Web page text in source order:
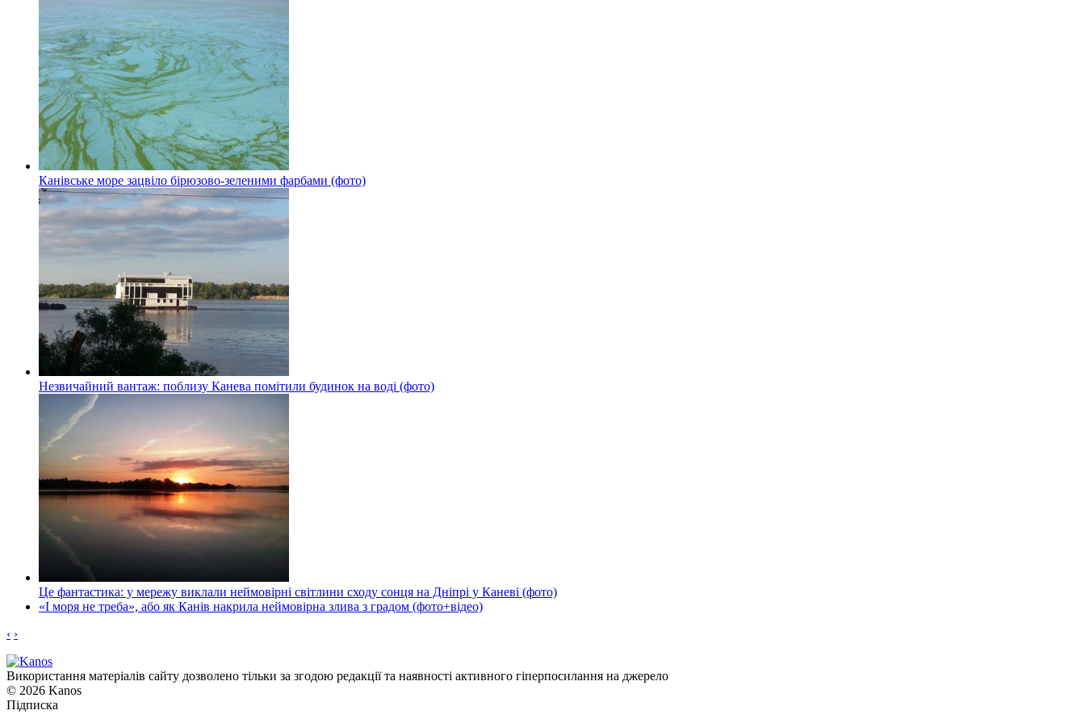
Канівське море зацвіло бірюзово-зеленими фарбами (фото)
Незвичайний вантаж: поблизу Канева помітили будинок на воді (фото)
Це фантастика: у мережу виклали неймовірні світлини сходу сонця на Дніпрі у Каневі (фото)
«І моря не треба», або як Канів накрила неймовірна злива з градом (фото+відео)
‹ ›
Використання матеріалів сайту дозволено тільки за згодою редакції та наявності активного гіперпосилання на джерело
© 2026 Kanos
Підписка